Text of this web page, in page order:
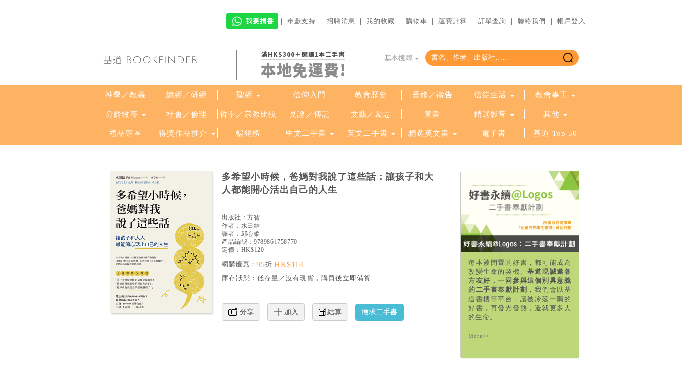
我要捐書 ｜ 奉獻支持 ｜ 招聘消息 ｜ 我的收藏 ｜ 購物車 ｜ 運費計算 ｜ 訂單查詢 ｜ 聯絡我們 ｜ 帳戶登入 ｜
滿HK$300＋選購1本二手書
本地免運費!
基本搜尋
神學／教義 讀經／研經 聖經 信仰入門 教會歷史 靈修／禱告 信徒生活 教會事工
分齡牧養 社會／倫理 哲學／宗教比較 見證／傳記 文藝／勵志 童書 精選影音 其他
禮品專區 得獎作品推介 暢銷榜 中文二手書 英文二手書 精選英文書 電子書 基道 Top 50
多希望小時候，爸媽對我說了這些話：讓孩子和大
人都能開心活出自己的人生
出版社：方智
作者： 水田結
譯者： 邱心柔
產品編號： 9789861758770
定價：HK$120
網購優惠：95折 HK$114
庫存狀態： 低存量／沒有現貨，購買後立即備貨
分享 加入 結算 徵求二手書
每本被閒置的好書，都可能成為
改變生命的契機。基道現誠邀各
方友好，一同參與這個別具意義
的二手書奉獻計劃 ，我們會以基
道書樓等平台，讓被冷落一隅的
好書，再發光發熱，造就更多人
的生命。
More>>